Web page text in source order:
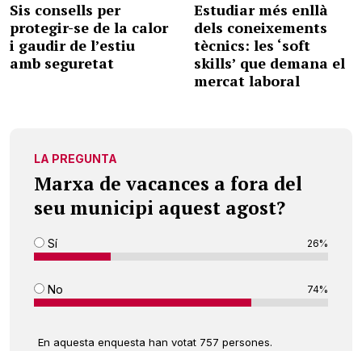
Sis consells per
protegir-se de la calor
i gaudir de l’estiu
amb seguretat
Estudiar més enllà
dels coneixements
tècnics: les ‘soft
skills’ que demana el
mercat laboral
LA PREGUNTA
Marxa de vacances a fora del
seu municipi aquest agost?
Sí 26%
No 74%
En aquesta enquesta han votat 757 persones.